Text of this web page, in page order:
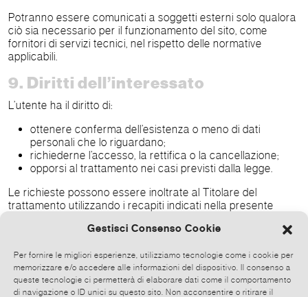
Gestisci Consenso Cookie
Per fornire le migliori esperienze, utilizziamo tecnologie come i cookie per
memorizzare e/o accedere alle informazioni del dispositivo. Il consenso a
queste tecnologie ci permetterà di elaborare dati come il comportamento
di navigazione o ID unici su questo sito. Non acconsentire o ritirare il
Potranno essere comunicati a soggetti esterni solo qualora
ciò sia necessario per il funzionamento del sito, come
fornitori di servizi tecnici, nel rispetto delle normative
applicabili.
9. Diritti dell’interessato
L’utente ha il diritto di:
ottenere conferma dell’esistenza o meno di dati
personali che lo riguardano;
richiederne l’accesso, la rettifica o la cancellazione;
opporsi al trattamento nei casi previsti dalla legge.
Le richieste possono essere inoltrate al Titolare del
trattamento utilizzando i recapiti indicati nella presente
informativa
La presente Privacy Policy può essere soggetta ad